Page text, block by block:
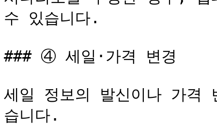
수 있습니다.
### ④ 세일·가격 변경
세일 정보의 발신이나 가격
습니다.